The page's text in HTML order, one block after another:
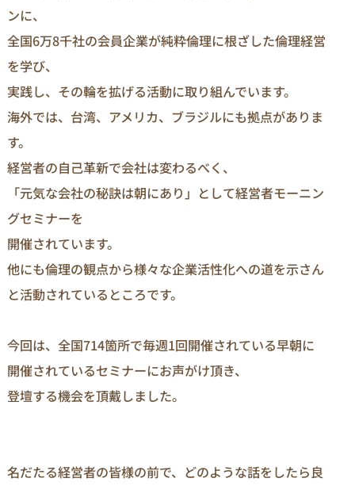
ンに、
全国6万8千社の会員企業が純粋倫理に根ざした倫理経営
を学び、
実践し、その輪を拡げる活動に取り組んでいます。
海外では、台湾、アメリカ、ブラジルにも拠点がありま
す。
経営者の自己革新で会社は変わるべく、
「元気な会社の秘訣は朝にあり」として経営者モーニン
グセミナーを
開催されています。
他にも倫理の観点から様々な企業活性化への道を示さん
と活動されているところです。
今回は、全国714箇所で毎週1回開催されている早朝に
開催されているセミナーにお声がけ頂き、
登壇する機会を頂戴しました。
名だたる経営者の皆様の前で、どのような話をしたら良